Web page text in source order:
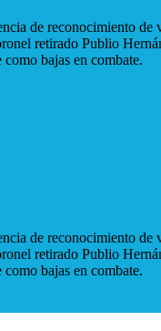
de reconocimiento
retirado Publio
bajas en combate.
de reconocimiento
retirado Publio
bajas en combate.